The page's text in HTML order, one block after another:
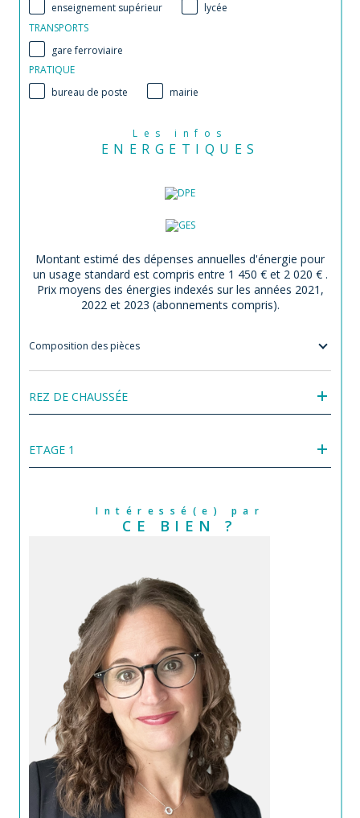
enseignement supérieur
lycée
TRANSPORTS
gare ferroviaire
PRATIQUE
bureau de poste
mairie
Les infos
ENERGETIQUES
Montant estimé des dépenses annuelles d'énergie pour
un usage standard est compris entre 1 450 € et 2 020 € .
Prix moyens des énergies indexés sur les années 2021,
2022 et 2023 (abonnements compris).
Composition des pièces
REZ DE CHAUSSÉE
ETAGE 1
Intéressé(e) par
CE BIEN ?